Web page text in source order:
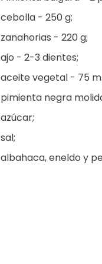
cebolla - 250 g;
zanahorias - 220 g;
ajo - 2-3 dientes;
aceite vegetal - 75
pimienta negra
azúcar;
sal;
albahaca, eneldo y